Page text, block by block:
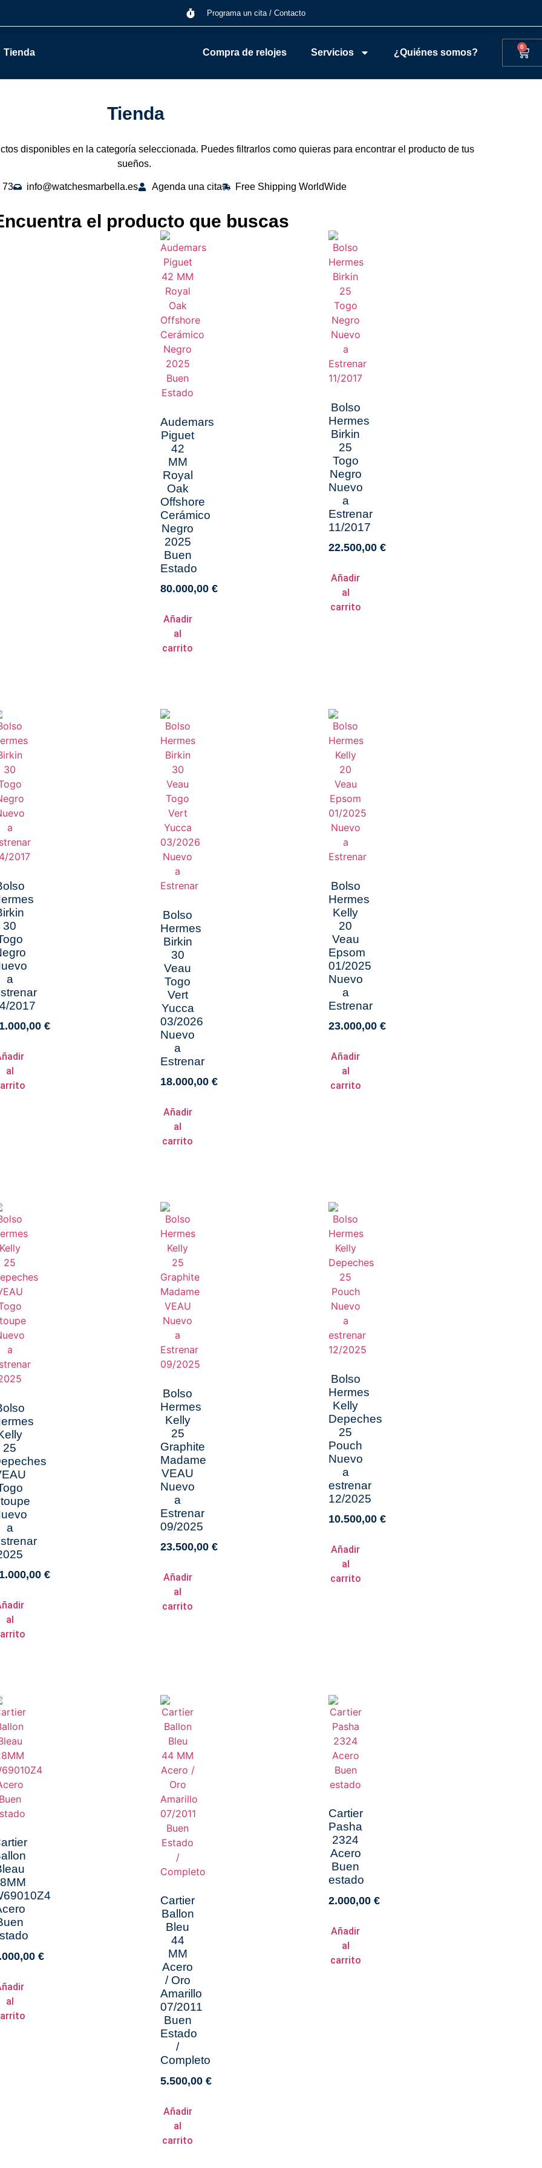
Programa un cita / Contacto
Tienda Compra de relojes Servicios ¿Quiénes somos?
0
Tienda
disponibles en la categoría seleccionada. Puedes filtrarlos como quieras para encontrar el producto de tus
sueños.
73 info@watchesmarbella.es Agenda una cita Free Shipping WorldWide
el producto que buscas
Audemars
Piguet
42
MM
Royal
Oak
Offshore
Cerámico
Negro
2025
Buen
Estado
80.000,00€
Añadir
al
carrito
Bolso
Hermes
Birkin
25
Togo
Negro
Nuevo
a
Estrenar
11/2017
22.500,00 €
Añadir
al
carrito
30
a
2017
€
al
Bolso
Hermes
Birkin
30
Veau
Togo
Vert
Yucca
03/2026
Nuevo
a
Estrenar
18.000,00€
Añadir
al
carrito
Bolso
Hermes
Kelly
20
Veau
Epsom
01/2025
Nuevo
a
Estrenar
23.000,00 €
Añadir
al
carrito
25
a
€
al
Bolso
Hermes
Kelly
25
Graphite
Madame
VEAU
Nuevo
a
Estrenar
09/2025
23.500,00€
Añadir
al
carrito
Bolso
Hermes
Kelly
Depeches
25
Pouch
Nuevo
a
estrenar
12/2025
10.500,00 €
Añadir
al
carrito
€
al
Cartier
Ballon
Bleu
44
MM
Acero
/ Oro
Amarillo
07/2011
Buen
Estado
/
Completo
5.500,00€
Añadir
al
carrito
Cartier
Pasha
2324
Acero
Buen
estado
2.000,00 €
Añadir
al
carrito